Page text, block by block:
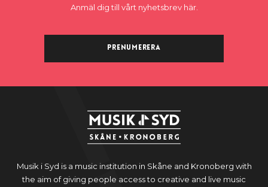
Anmäl dig till vårt nyhetsbrev här.
Prenumerera
Musik i Syd is a music institution in Skåne and Kronoberg with
the aim of giving people access to creative and live music